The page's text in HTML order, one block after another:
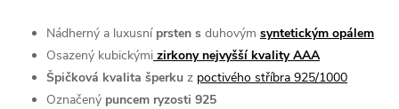
Nádherný a luxusní prsten s duhovým syntetickým opálem
Osazený kubickými zirkony nejvyšší kvality AAA
Špičková kvalita šperku z poctivého stříbra 925/1000
Označený puncem ryzosti 925